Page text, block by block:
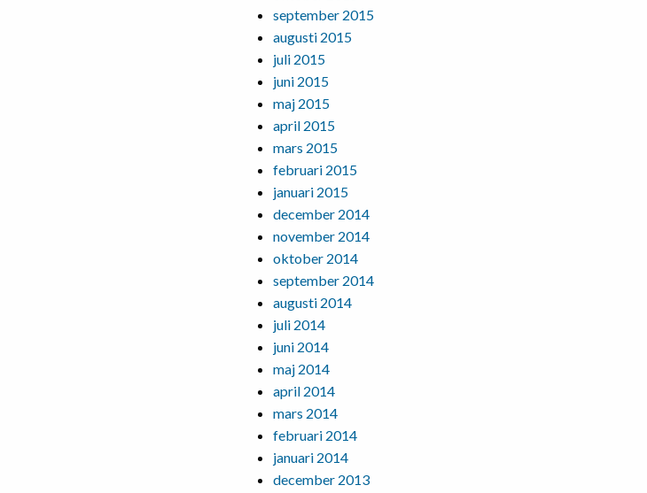
september 2015
augusti 2015
juli 2015
juni 2015
maj 2015
april 2015
mars 2015
februari 2015
januari 2015
december 2014
november 2014
oktober 2014
september 2014
augusti 2014
juli 2014
juni 2014
maj 2014
april 2014
mars 2014
februari 2014
januari 2014
december 2013